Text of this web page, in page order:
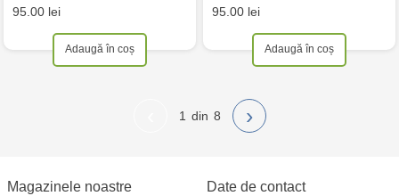
95.00 lei
Adaugă în coș
95.00 lei
Adaugă în coș
1 8 ›
Magazinele noastre Date de contact